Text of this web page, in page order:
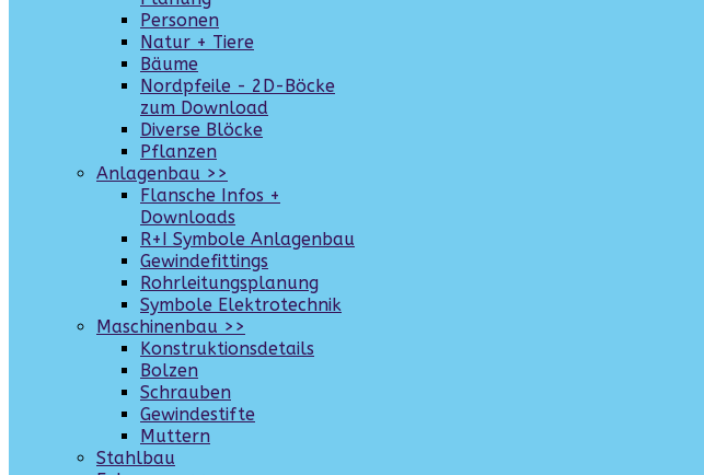
Personen
Natur + Tiere
Bäume
Nordpfeile - 2D-Böcke
zum Download
Diverse Blöcke
Pflanzen
Anlagenbau >>
Flansche Infos +
Downloads
R+I Symbole Anlagenbau
Gewindefittings
Rohrleitungsplanung
Symbole Elektrotechnik
Maschinenbau >>
Konstruktionsdetails
Bolzen
Schrauben
Gewindestifte
Muttern
Stahlbau